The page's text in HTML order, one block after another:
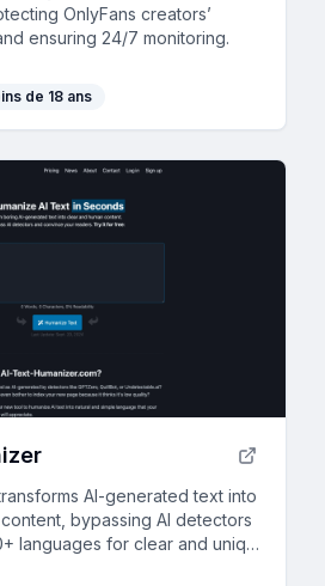
OnlyFans creators’
ensuring 24/7 monitoring.
de 18 ans
AI-generated text into
bypassing AI detectors
languages for clear and unique